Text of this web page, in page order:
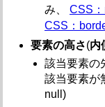
CSS関連プロパ
データ (Data)
状態管理・非
領域サイズ
み、 CSS：
CSS：
要素の高さ(内
該当要素の
該当要素が
null)